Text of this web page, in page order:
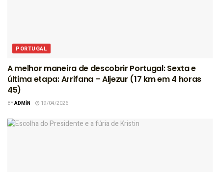
PORTUGAL
A melhor maneira de descobrir Portugal: Sexta e
última etapa: Arrifana – Aljezur (17 km em 4 horas
45)
BYADMIN 19/04/2026